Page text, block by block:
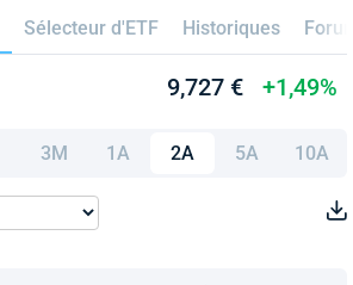
Sélecteur d'ETF Historiques
9,727 € +1,49%
3M 1A 2A 5A 10A